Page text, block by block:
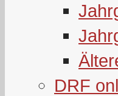
DRF